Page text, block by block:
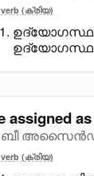
verb (ക്രിയ)
assigned as
ബീ
verb (ക്രിയ)